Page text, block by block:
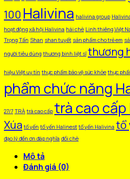
100 Halivina halivina group
hoạt động xã hội Halivina hái chè Linh thiêng Việt
Trọng Tấn Shan shan tuyết sản phẩm cho trẻ em
người tiêu dùng thương binh liệt sĩ thương
hiệu Việt uy tín thực phẩm bảo vệ sức khỏe thực
phẩm chức năng
27/7 TRÀ trà cao cấp trà cao cấp
Xúa tổ yến tổ yến Halinest tổ yến Halivina tổ
đạo lý đền ơn đáp nghĩa đồi chè
Mô tả
Đánh giá (0)